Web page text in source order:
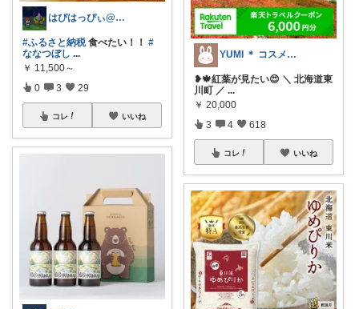
はぴはっぴぃ@7/1ご購入感謝！！
#ふるさと納税食べたい！！ #
ななつぼし ...
￥ 11,500～
0 3 29
コレ いいね
YUMI ＊ コスメと暮らし🌱
❥︎🍁紅葉が見たい😍 ＼ 北海道東
川町 ／ ...
￥ 20,000
3 4 618
コレ いいね